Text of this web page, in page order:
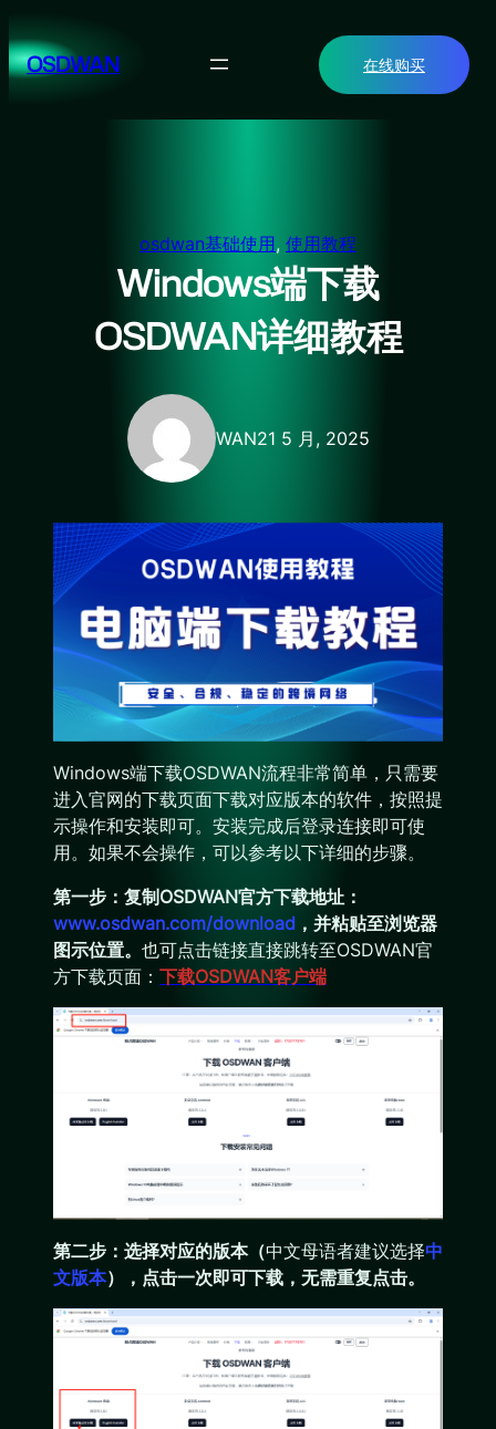
至
内OSDWAN 在线购买
osdwan基础使用, 使用教程
Windows端下载
OSDWAN详细教程
WAN21 5 月, 2025
Windows端下载OSDWAN流程非常简单，只需要
进入官网的下载页面下载对应版本的软件，按照提
示操作和安装即可。安装完成后登录连接即可使
用。如果不会操作，可以参考以下详细的步骤。
第一步：复制OSDWAN官方下载地址：
www.osdwan.com/download ，并粘贴至浏览器
图示位置。 也可点击链接直接跳转至OSDWAN官
方下载页面： 下载OSDWAN客户端
第二步：选择对应的版本（中文母语者建议选择中
文版本），点击一次即可下载，无需重复点击。